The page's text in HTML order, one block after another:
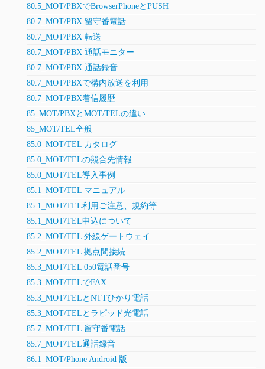
80.5_MOT/PBXでBrowserPhoneとPUSH
80.7_MOT/PBX 留守番電話
80.7_MOT/PBX 転送
80.7_MOT/PBX 通話モニター
80.7_MOT/PBX 通話録音
80.7_MOT/PBXで構内放送を利用
80.7_MOT/PBX着信履歴
85_MOT/PBXとMOT/TELの違い
85_MOT/TEL全般
85.0_MOT/TEL カタログ
85.0_MOT/TELの競合先情報
85.0_MOT/TEL導入事例
85.1_MOT/TEL マニュアル
85.1_MOT/TEL利用ご注意、規約等
85.1_MOT/TEL申込について
85.2_MOT/TEL 外線ゲートウェイ
85.2_MOT/TEL 拠点間接続
85.3_MOT/TEL 050電話番号
85.3_MOT/TELでFAX
85.3_MOT/TELとNTTひかり電話
85.3_MOT/TELとラピッド光電話
85.7_MOT/TEL 留守番電話
85.7_MOT/TEL通話録音
86.1_MOT/Phone Android 版